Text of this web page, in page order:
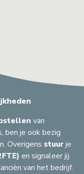
van
ben je ook bezig
Overigens stuurje
en signaleer jij
van het bedrijf.